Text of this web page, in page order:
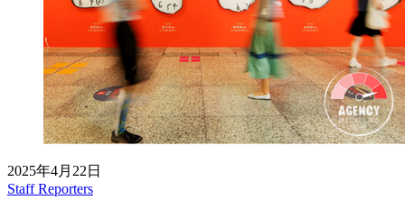
2025年4月22日
Staff Reporters